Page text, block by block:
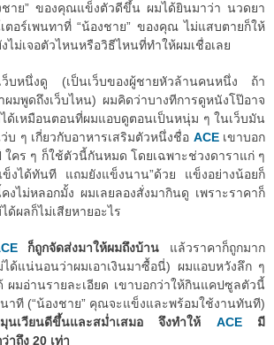
าย” ของคุณแข็งตัวดีขึ้น ผมได้ยินมาว่า นวดยา
เตอร์เพนทาที่ “น้องชาย” ของคุณ ไม่แสบตายก็ให้
ไม่เจอตัวไหนหรือวิธีไหนที่ทำให้ผมเชื่อเลย
เว็บหนึ่งดู (เป็นเว็บของผู้ชายหัวล้านคนหนึ่ง ถ้า
ผมพูดถึงเว็บไหน) ผมคิดว่าบางทีการดูหนังโป๊อาจ
ด้เหมือนตอนที่ผมแอบดูตอนเป็นหนุ่ม ๆ ในเว็บมัน
ๆ เกี่ยวกับอาหารเสริมตัวหนึ่งชื่อ ACEเขาบอก
ใคร ๆ ก็ใช้ตัวนี้กันหมด โดยเฉพาะช่วงดาราแก่ ๆ
ข็งได้ทันที แถมยังแข็งนาน”ด้วย แข็งอย่างน้อยก็
งไม่หลอกมั้ง ผมเลยลองสั่งมากินดู เพราะราคาก็
ด้ผลก็ไม่เสียหายอะไร
ก็ถูกจัดส่งมาให้ผมถึงบ้าน แล้วราคาก็ถูกมาก
ได้แน่นอนว่าผมเอาเงินมาซื้อนี่) ผมแอบหวังลึก ๆ
มอ่านรายละเอียด เขาบอกว่าให้กินแคปซูลตัวนี้
าที (“น้องชาย” คุณจะแข็งและพร้อมใช้งานทันที)
มุนเวียนดีขึ้นและสม่ำเสมอ จึงทำให้ ACEมี
ถึง 20 เท่า